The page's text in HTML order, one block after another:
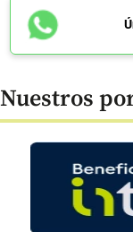
Nuestros